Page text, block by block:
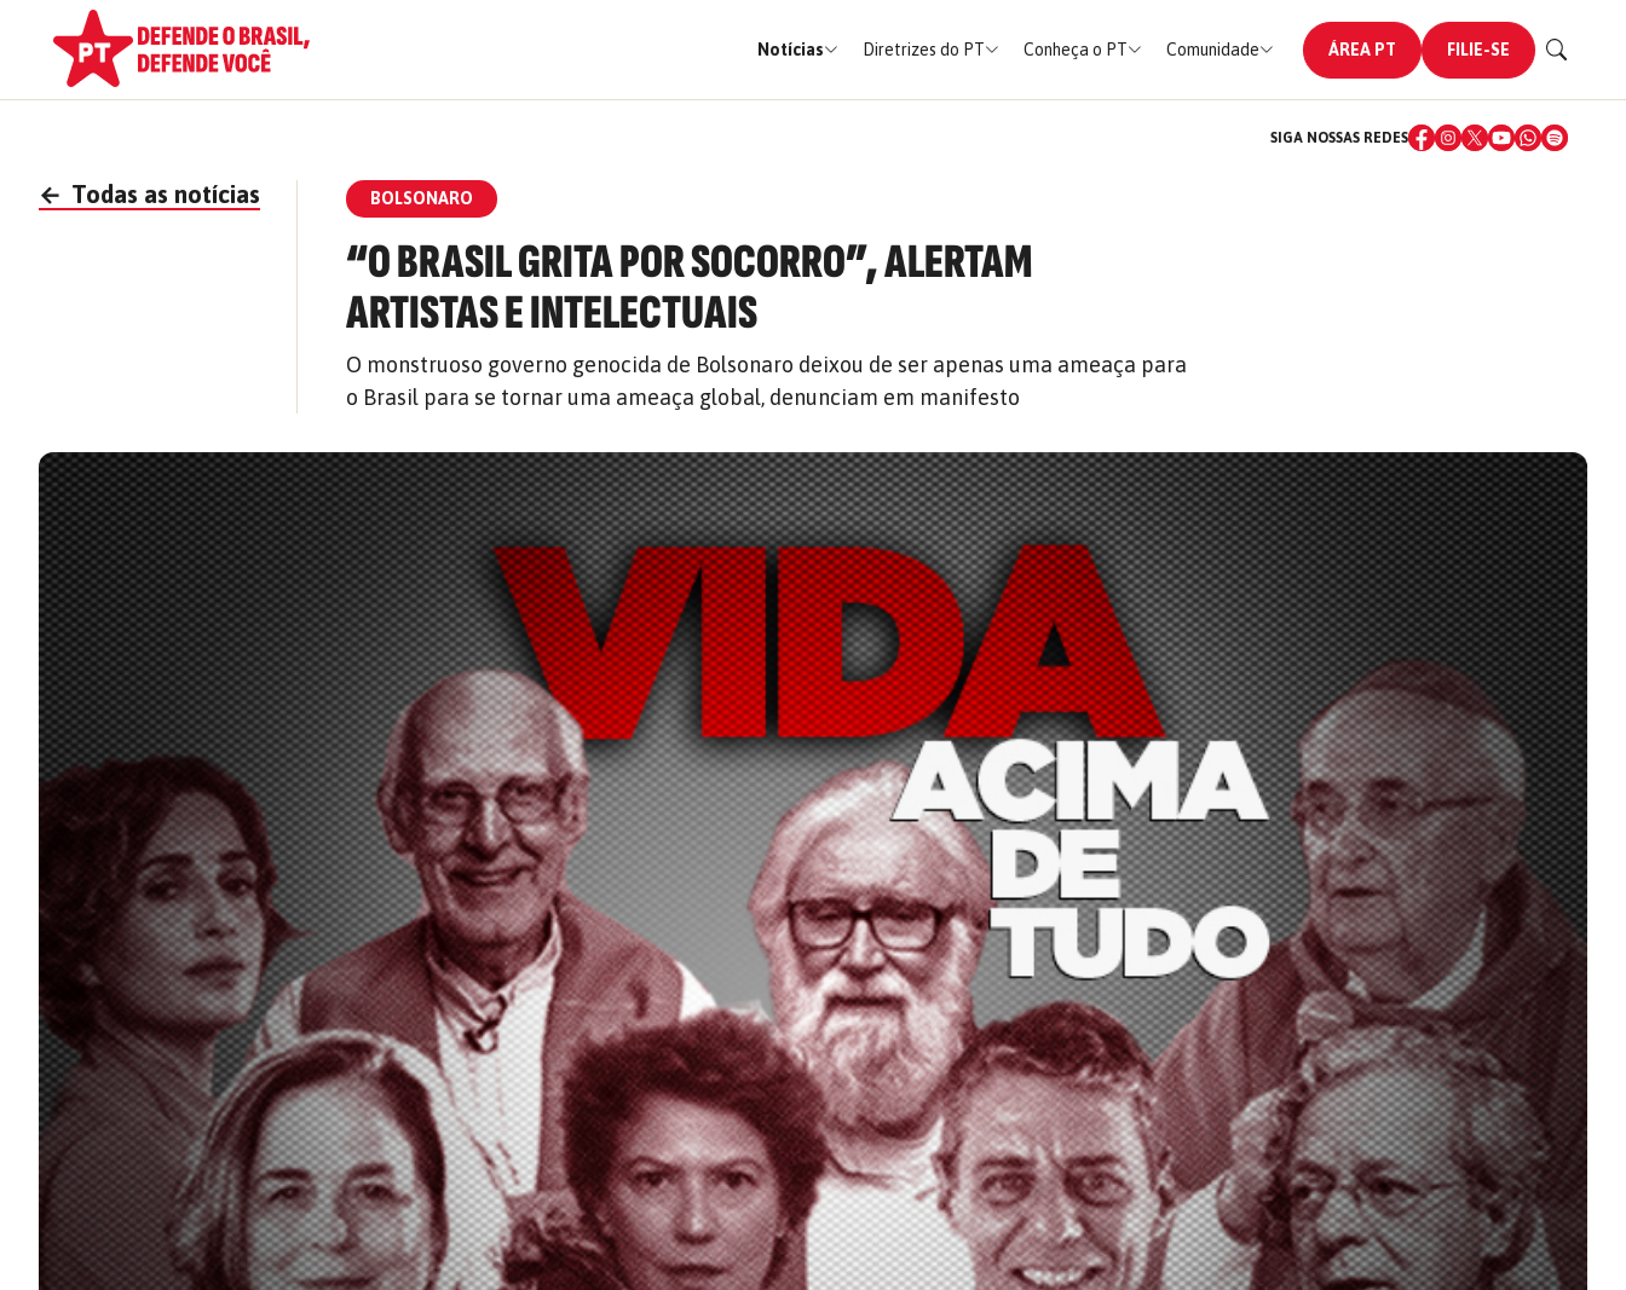
Notícias Diretrizes do PT Conheça o PT Comunidade ÁREA PT FILIE-SE
SIGA NOSSAS REDES
← Todas as notícias BOLSONARO
“O BRASIL GRITA POR SOCORRO”, ALERTAM
ARTISTAS E INTELECTUAIS
O monstruoso governo genocida de Bolsonaro deixou de ser apenas uma ameaça para
o Brasil para se tornar uma ameaça global, denunciam em manifesto